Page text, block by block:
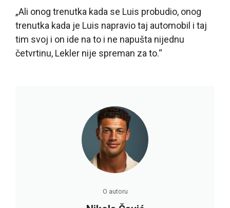
„Ali onog trenutka kada se Luis probudio, onog
trenutka kada je Luis napravio taj automobil i taj
tim svoj i on ide na to i ne napušta nijednu
četvrtinu, Lekler nije spreman za to.“
O autoru